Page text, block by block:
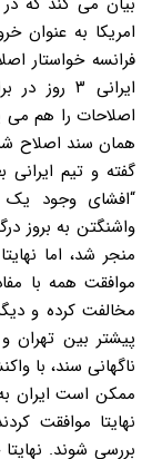
امریکا به عنوان
فرانسه خواستار
ایرانی ۳
اصلاحات را هم می
“افشای وجود یک
واشنگتن به بروز
منجر شد، اما
موافقت همه با
پیشتر بین تهران
ناگهانی سند، با
ممکن است ایران
نهایتا موافقت